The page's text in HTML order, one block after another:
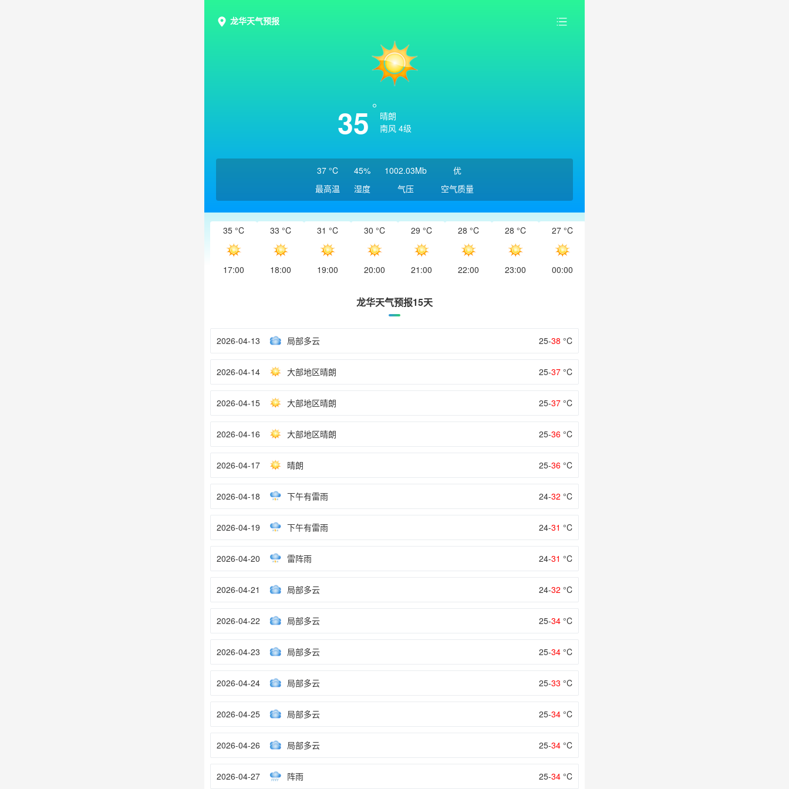
龙华天气预报
35
晴朗
南风 4级
37 °C
最高温
45%
湿度
1002.03Mb
气压
优
空气质量
35 °C
17:00
33 °C
18:00
31 °C
19:00
30 °C
20:00
29 °C
21:00
28 °C
22:00
28 °C
23:00
27 °C
00:00
龙华天气预报15天
2026-04-13 局部多云 25-38 °C
2026-04-14 大部地区晴朗 25-37 °C
2026-04-15 大部地区晴朗 25-37 °C
2026-04-16 大部地区晴朗 25-36 °C
2026-04-17 晴朗 25-36 °C
2026-04-18 下午有雷雨 24-32 °C
2026-04-19 下午有雷雨 24-31 °C
2026-04-20 雷阵雨 24-31 °C
2026-04-21 局部多云 24-32 °C
2026-04-22 局部多云 25-34 °C
2026-04-23 局部多云 25-34 °C
2026-04-24 局部多云 25-33 °C
2026-04-25 局部多云 25-34 °C
2026-04-26 局部多云 25-34 °C
2026-04-27 阵雨 25-34 °C